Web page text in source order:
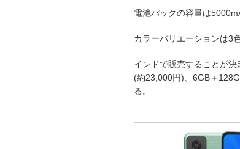
電池パックの容量は
カラーバリエーションは3
インドで販売することが
(約23,000円)、6GB＋
る。